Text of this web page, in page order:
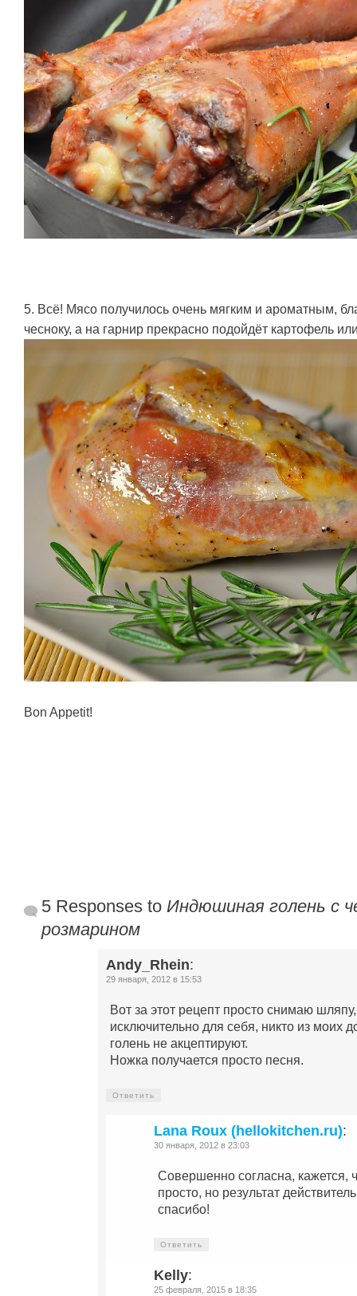
5. Всё! Мясо получилось очень мягким и ароматным,
чесноку, а на гарнир прекрасно подойдёт картофель
Bon Appetit!
5 Responses to Индюшиная голень с
розмарином
Andy_Rhein:
29 января, 2012 в 15:53
Вот за этот рецепт просто снимаю
исключительно для себя, никто из
голень не акцептируют.
Ножка получается просто песня.
Ответить
Lana Roux (hellokitchen.ru):
30 января, 2012 в 23:03
Совершенно согласна, кажется,
просто, но результат
спасибо!
Ответить
Kelly:
25 февраля, 2015 в 18:35